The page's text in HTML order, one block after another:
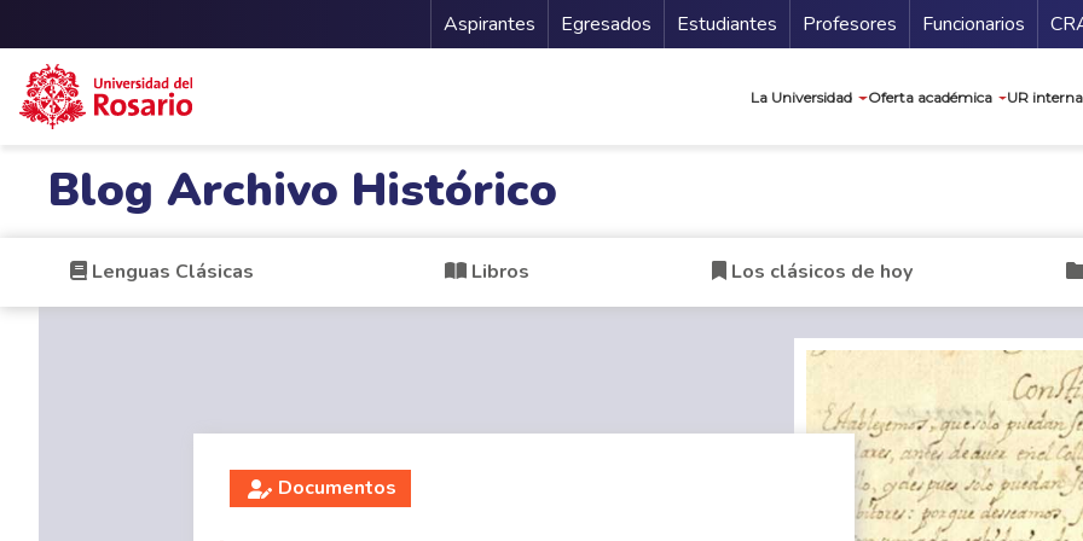
Menu Secundario
Aspirantes Egresados Estudiantes Profesores Funcionarios
La Universidad Oferta académica UR
Blog Archivo Histórico
Lenguas Clásicas Libros Los clásicos de hoy
Documentos